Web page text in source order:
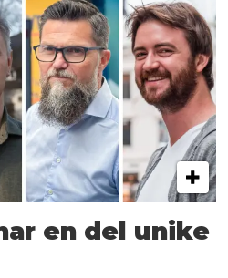
en del unike